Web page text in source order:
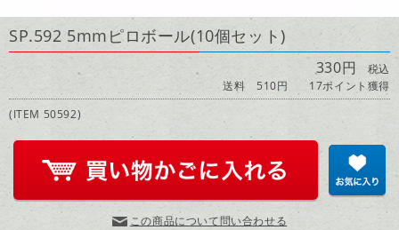
SP.592 5mmピロボール(10個セット)
330円 税込
送料 510円
17ポイント獲得
(ITEM 50592)
この商品について問い合わせる